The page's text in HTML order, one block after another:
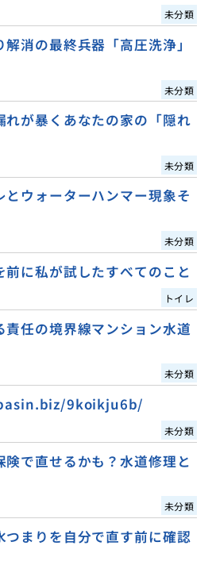
未分類
消の最終兵器「高圧洗浄」
未分類
れが暴くあなたの家の「隠れ
未分類
ウォーターハンマー現象そ
未分類
に私が試したすべてのこと
トイレ
責任の境界線マンション水道
未分類
9koikju6b/
未分類
険で直せるかも？水道修理と
未分類
つまりを自分で直す前に確認